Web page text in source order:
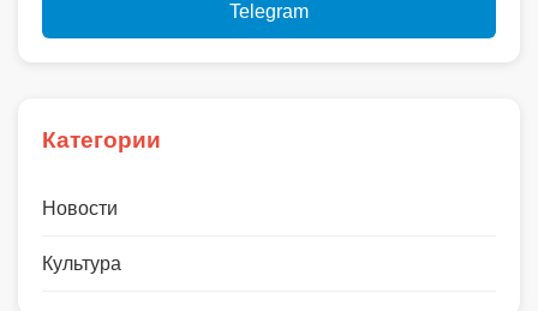
Telegram
Категории
Новости
Культура